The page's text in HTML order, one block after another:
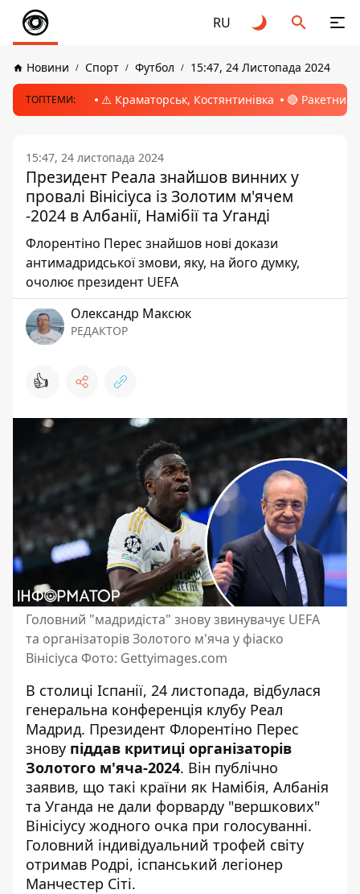
RU
Новини Спорт Футбол 15:47, 24 Листопада 2024
ТОПТЕМИ: ⚠️ Краматорськ, Костянтинівка 🔴 Ракетний
15:47, 24 листопада 2024
Президент Реала знайшов винних у
провалі Вінісіуса із Золотим м'ячем
-2024 в Албанії, Намібії та Уганді
Флорентіно Перес знайшов нові докази
антимадридської змови, яку, на його думку,
очолює президент UEFA
Олександр Максюк
РЕДАКТОР
👍
Головний "мадридіста" знову звинувачує UEFA
та організаторів Золотого м'яча у фіаско
Вінісіуса Фото: Gettyimages.com
В столиці Іспанії, 24 листопада, відбулася
генеральна конференція клубу Реал
Мадрид. Президент Флорентіно Перес
знову піддав критиці організаторів
Золотого м'яча-2024. Він публічно
заявив, що такі країни як Намібія, Албанія
та Уганда не дали форварду "вершкових"
Вінісіусу жодного очка при голосуванні.
Головний індивідуальний трофей світу
отримав Родрі, іспанський легіонер
Манчестер Сіті.